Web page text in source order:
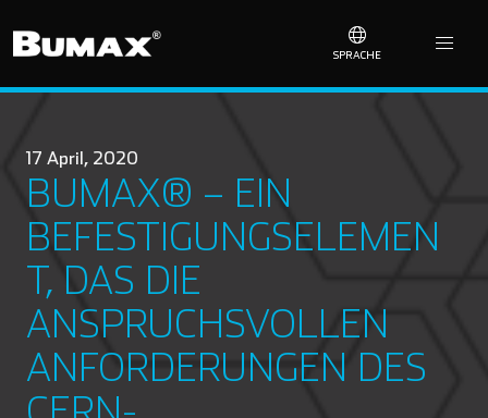
SPRACHE
17 April, 2020
BUMAX® – EIN
BEFESTIGUNGSELEMEN
T, DAS DIE
ANSPRUCHSVOLLEN
ANFORDERUNGEN DES